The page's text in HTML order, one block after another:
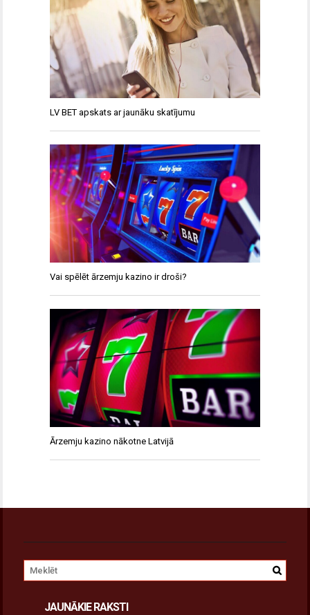
LV BET apskats ar jaunāku skatījumu
Vai spēlēt ārzemju kazino ir droši?
Ārzemju kazino nākotne Latvijā
JAUNĀKIE RAKSTI